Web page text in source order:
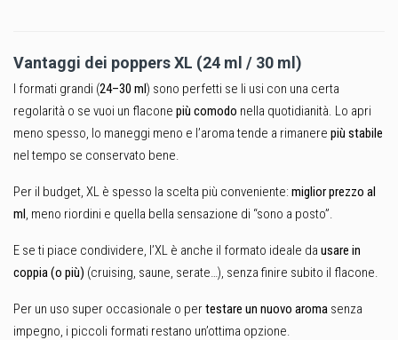
Vantaggi dei poppers XL (24 ml / 30 ml)
I formati grandi (24–30 ml) sono perfetti se li usi con una certa
regolarità o se vuoi un flacone più comodo nella quotidianità. Lo apri
meno spesso, lo maneggi meno e l’aroma tende a rimanere più stabile
nel tempo se conservato bene.
Per il budget, XL è spesso la scelta più conveniente: miglior prezzo al
ml, meno riordini e quella bella sensazione di “sono a posto”.
E se ti piace condividere, l’XL è anche il formato ideale da usare in
coppia (o più) (cruising, saune, serate…), senza finire subito il flacone.
Per un uso super occasionale o pertestare un nuovo aroma senza
impegno, i piccoli formati restano un’ottima opzione.